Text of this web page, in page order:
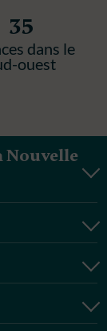
35
dans le
ouest
Nouvelle